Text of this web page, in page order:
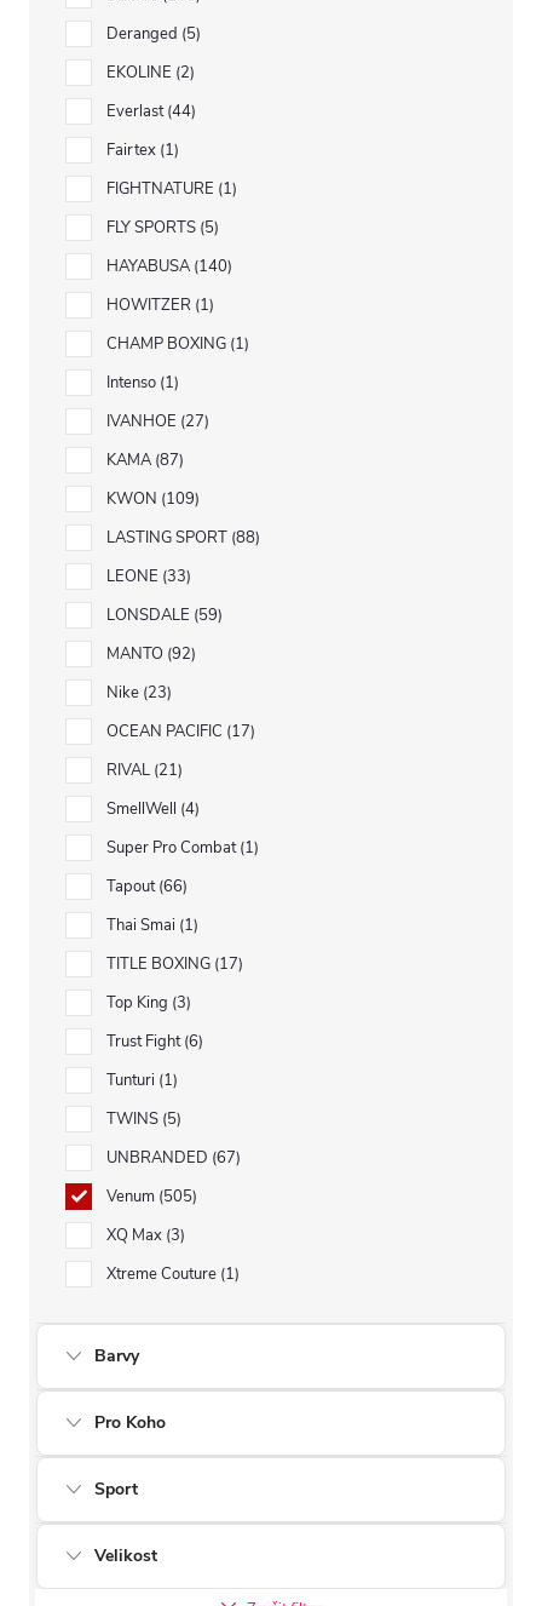
Deranged 5
EKOLINE 2
Everlast 44
Fairtex 1
FIGHTNATURE 1
FLY SPORTS 5
HAYABUSA 140
HOWITZER 1
CHAMP BOXING 1
Intenso 1
IVANHOE 27
KAMA 87
KWON 109
LASTING SPORT 88
LEONE 33
LONSDALE 59
MANTO 92
Nike 23
OCEAN PACIFIC 17
RIVAL 21
SmellWell 4
Super Pro Combat 1
Tapout 66
Thai Smai 1
TITLE BOXING 17
Top King 3
Trust Fight 6
Tunturi 1
TWINS 5
UNBRANDED 67
Venum 505
XQ Max 3
Xtreme Couture 1
Barvy
Pro Koho
Sport
Velikost